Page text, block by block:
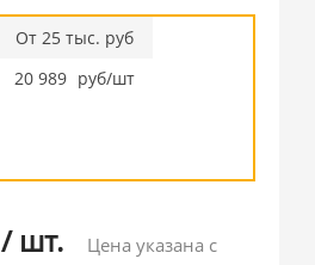
От 25 тыс. руб
20 989 руб/шт
/ шт.
Цена указана с